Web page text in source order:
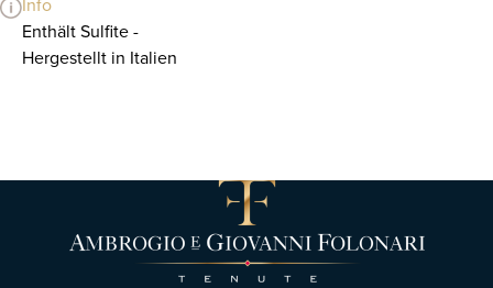
Enthält Sulfite -
Hergestellt in Italien